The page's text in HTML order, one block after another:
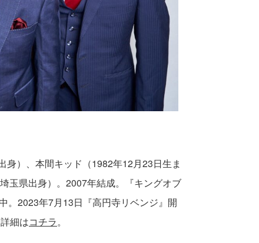
身）、本間キッド（1982年12月23日生ま
玉県出身）。2007年結成。『キングオブ
。2023年7月13日『高円寺リベンジ』開
細はコチラ。